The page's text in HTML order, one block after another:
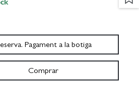
Pagament a la botiga
Comprar